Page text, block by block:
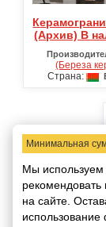
Керамогранит Ардезия
(Архив) В
(Береза
Страна:
Минимальная
Мы используем
рекомендовать
на сайте.
использование